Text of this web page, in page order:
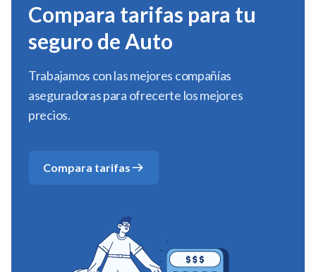
Compara tarifas para tu
seguro de Auto
Trabajamos con las mejores compañías
aseguradoras para ofrecerte los mejores
precios.
Compara tarifas